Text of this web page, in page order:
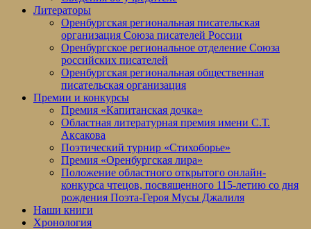
Литераторы
Оренбургская региональная писательская
организация Союза писателей России
Оренбургское региональное отделение Союза
российских писателей
Оренбургская региональная общественная
писательская организация
Премии и конкурсы
Премия «Капитанская дочка»
Областная литературная премия имени С.Т.
Аксакова
Поэтический турнир «Стихоборье»
Премия «Оренбургская лира»
Положение областного открытого онлайн-
конкурса чтецов, посвященного 115-летию со дня
рождения Поэта-Героя Мусы Джалиля
Наши книги
Хронология